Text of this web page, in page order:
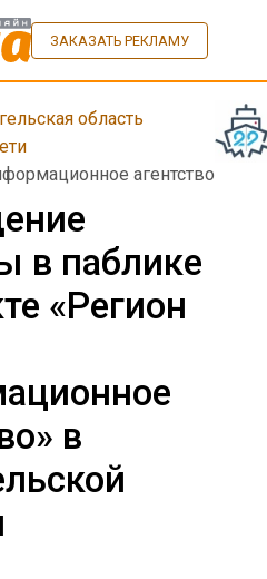
ЗАКАЗАТЬ РЕКЛАМУ
область
агентство
в паблике
«Регион
в